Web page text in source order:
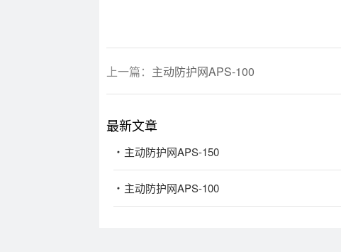
上一篇： 主动防护网APS-100
最新文章
主动防护网APS-150
主动防护网APS-100